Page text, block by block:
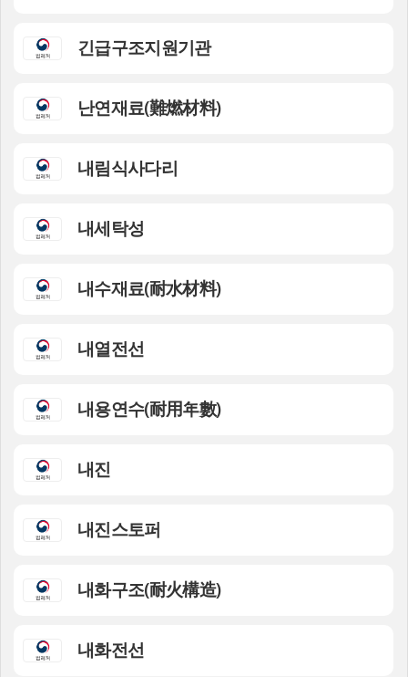
긴급구조지원기관
난연재료(難燃材料)
내림식사다리
내세탁성
내수재료(耐水材料)
내열전선
내용연수(耐用年數)
내진
내진스토퍼
내화구조(耐火構造)
내화전선